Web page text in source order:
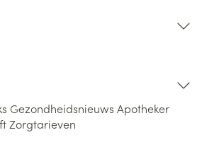
Gezondheidsnieuws Apotheker
Zorgtarieven